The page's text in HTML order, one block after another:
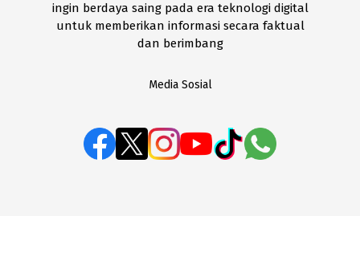
ingin berdaya saing pada era teknologi digital
untuk memberikan informasi secara faktual
dan berimbang
Media Sosial